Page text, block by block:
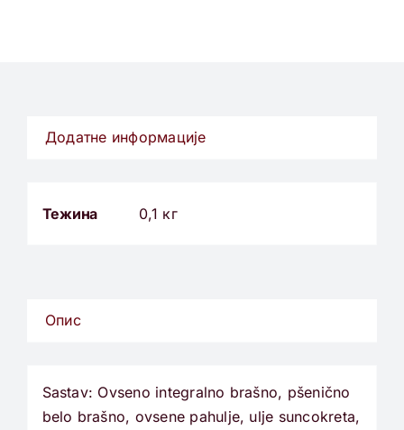
Додатне информације
Тежина 0,1 кг
Опис
Sastav: Ovseno integralno brašno, pšenično
belo brašno, ovsene pahulje, ulje suncokreta,